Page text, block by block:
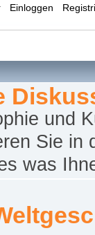
Einloggen
und
Sie in
was